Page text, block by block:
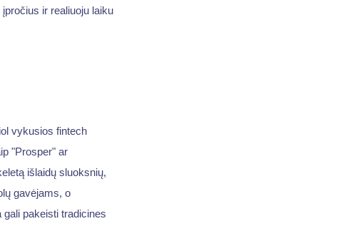
ir realiuoju laiku
vykusios fintech
"Prosper" ar
išlaidų sluoksnių,
gavėjams, o
pakeisti tradicines